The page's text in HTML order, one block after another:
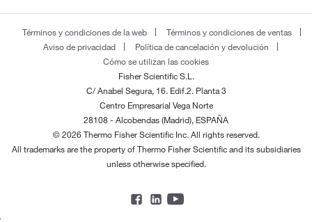
Términos y condiciones de la web
Términos y condiciones de ventas
Aviso de privacidad
Política de cancelación y devolución
Cómo se utilizan las cookies
Fisher Scientific S.L.
C/ Anabel Segura, 16. Edif.2. Planta 3
Centro Empresarial Vega Norte
28108 - Alcobendas (Madrid), ESPAÑA
© 2026 Thermo Fisher Scientific Inc. All rights reserved.
All trademarks are the property of Thermo Fisher Scientific and its subsidiaries
unless otherwise specified.